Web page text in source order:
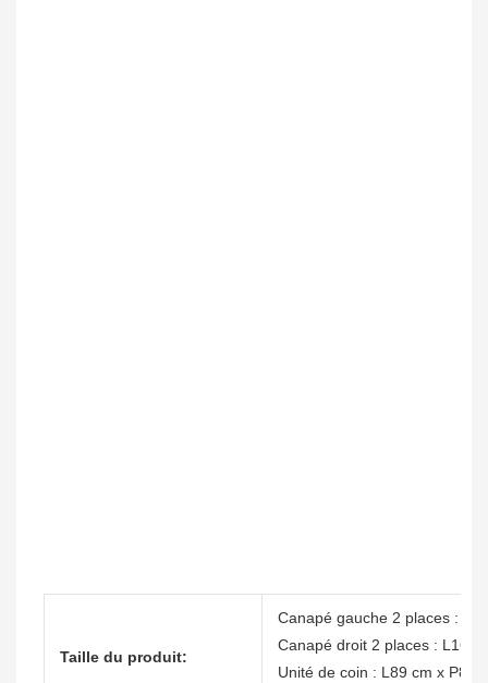
Taille du produit:
Canapé gauche 2 places :
Canapé droit 2 places : L162
Unité de coin : L89 cm x P89